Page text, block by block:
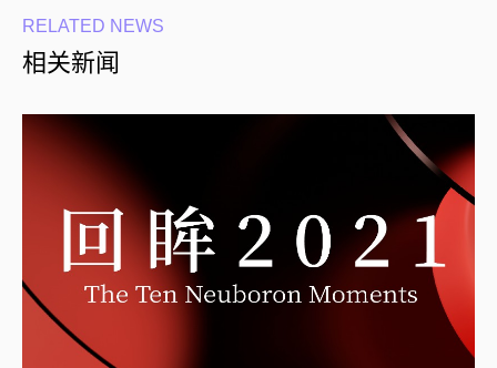
RELATED NEWS
相关新闻